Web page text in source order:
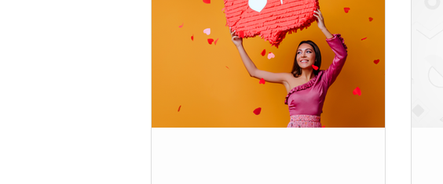
Reddit Notícia Blog Zynn